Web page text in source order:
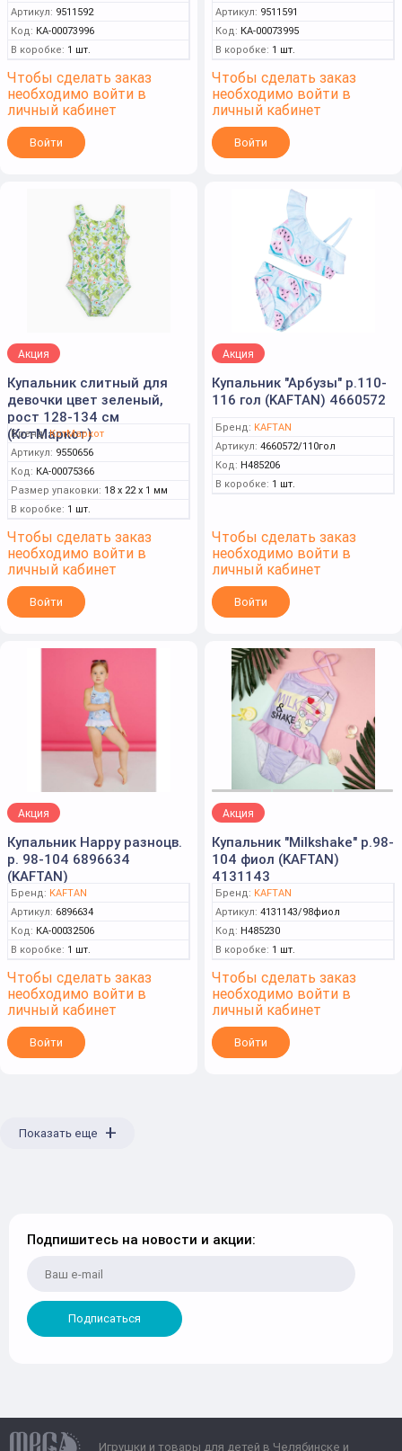
Артикул: 9511592
Код: КА-00073996
В коробке: 1 шт.
Чтобы сделать заказ
необходимо войти в
личный кабинет
Войти
Артикул: 9511591
Код: КА-00073995
В коробке: 1 шт.
Чтобы сделать заказ
необходимо войти в
личный кабинет
Войти
Акция
Купальник слитный для
девочки цвет зеленый,
рост 128-134 см
(КотМаркот)
Бренд: КотМаркот
Артикул: 9550656
Код: КА-00075366
Размер упаковки: 18 x 22 x 1 мм
В коробке: 1 шт.
Чтобы сделать заказ
необходимо войти в
личный кабинет
Войти
Акция
Купальник "Арбузы" р.110-
116 гол (KAFTAN) 4660572
Бренд: KAFTAN
Артикул: 4660572/110гол
Код: Н485206
В коробке: 1 шт.
Чтобы сделать заказ
необходимо войти в
личный кабинет
Войти
Акция
Купальник Happy разноцв.
р. 98-104 6896634
(KAFTAN)
Бренд: KAFTAN
Артикул: 6896634
Код: КА-00032506
В коробке: 1 шт.
Чтобы сделать заказ
необходимо войти в
личный кабинет
Войти
Акция
Купальник "Milkshake" р.98-
104 фиол (KAFTAN)
4131143
Бренд: KAFTAN
Артикул: 4131143/98фиол
Код: Н485230
В коробке: 1 шт.
Чтобы сделать заказ
необходимо войти в
личный кабинет
Войти
Показать еще +
Подпишитесь на новости и акции:
Подписаться
Игрушки и товары для детей в Челябинске и